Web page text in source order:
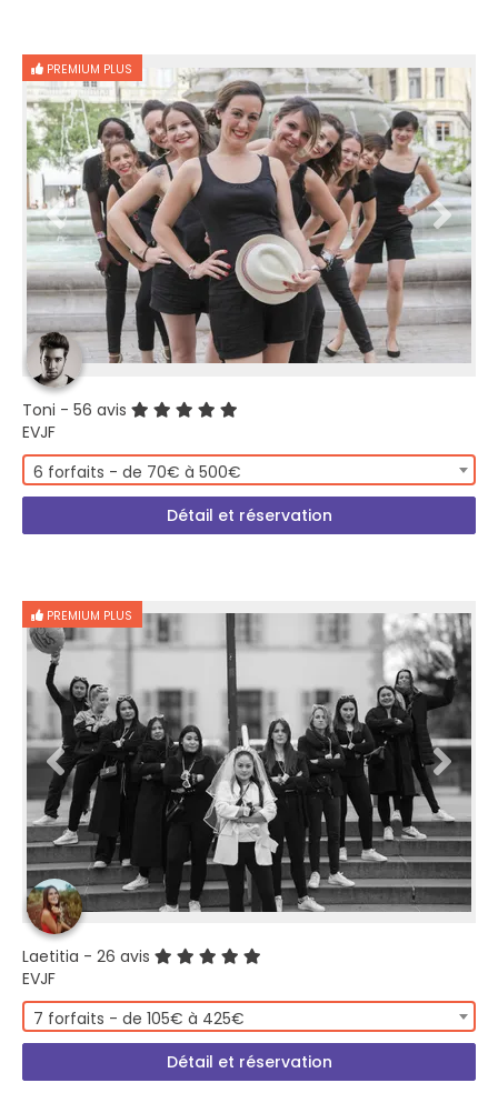
PREMIUM PLUS
Toni - 56 avis
EVJF
6 forfaits - de 70€ à 500€
Détail et réservation
PREMIUM PLUS
Laetitia - 26 avis
EVJF
7 forfaits - de 105€ à 425€
Détail et réservation